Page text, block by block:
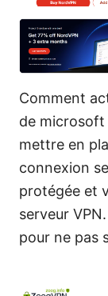
Comment
de microsoft
mettre en
connexion
protégée et
serveur
pour ne pas